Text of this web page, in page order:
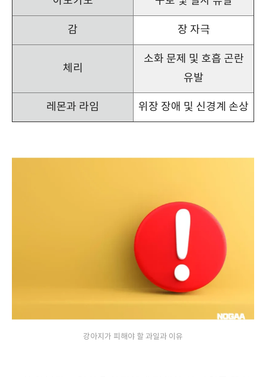
감 장 자극
체리
소화 문제 및 호흡 곤란
유발
레몬과 라임 위장 장애 및 신경계 손상
강아지가 피해야 할 과일과 이유